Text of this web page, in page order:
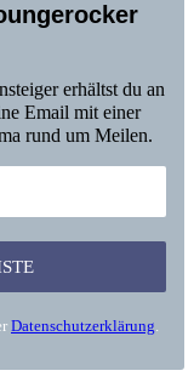
erhältst du an
Email mit einer
rund um Meilen.
Datenschutzerklärung.